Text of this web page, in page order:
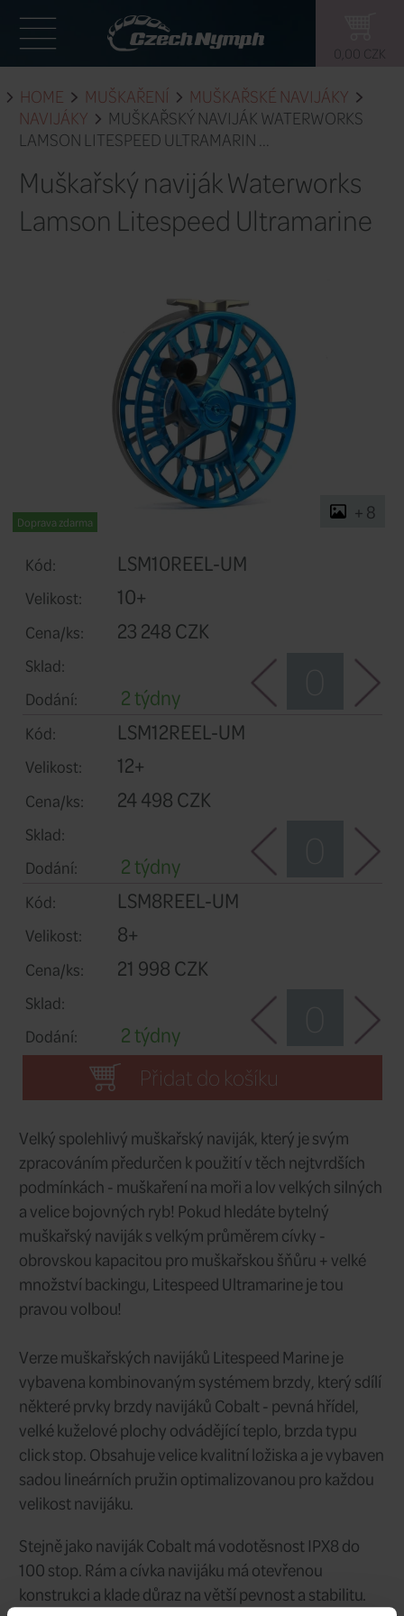
HOME MUŠKAŘENÍ
NAVIJÁKY
MUŠKAŘSKÝ NAVIJÁK
LAMSON LITESPEED ULTRAMARIN ...
Lamson Litespeed
Doprava zdarma
Kód: LSM10REEL-UM
Velikost: 10+
Cena/ks: 23 248 CZK
Sklad:
Dodání:
Kód: LSM12REEL-UM
Velikost: 12+
Cena/ks: 24 498 CZK
Sklad:
Dodání:
2 týdny
Kód: LSM8REEL-UM
Cena/ks: 21 998 CZK
Sklad:
Dodání:
2 týdny